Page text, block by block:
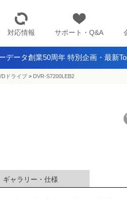
対応情報 サポート・Q&A
データ創業50周年 特別企画・最新
ドライブ > DVR-S7200LEB2
ギャラリー・仕様